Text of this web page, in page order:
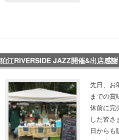
狛江RIVERSIDE JAZZ開催&出店感
先日、お
までの賞
休前に完
した皆さ
日からも